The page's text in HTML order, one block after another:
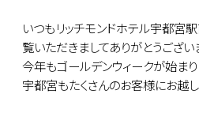
いつもリッチモンドホテル宇都宮
覧いただきましてありがとうござい
今年もゴールデンウィークが始まり
宇都宮もたくさんのお客様にお越し